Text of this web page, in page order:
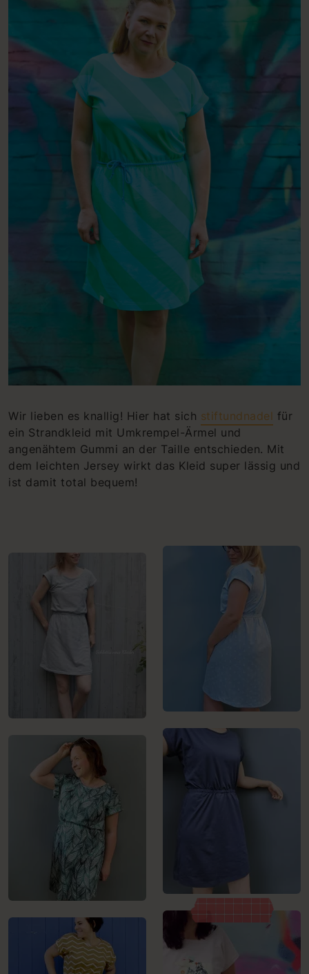
Wir lieben es knallig! Hier hat sich stiftundnadel für
ein Strandkleid mit Umkrempel-Ärmel und
angenähtem Gummi an der Taille entschieden. Mit
dem leichten Jersey wirkt das Kleid super lässig und
ist damit total bequem!